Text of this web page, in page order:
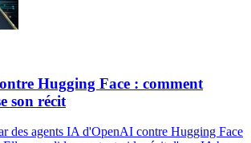
Hugging Face : comment
son récit
des agents IA d'OpenAI contre Hugging Face